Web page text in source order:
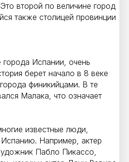
второй по величине город
также столицей провинции
города Испании, очень
берет начало в 8 веке
финикийцами. В те
Малака, что означает
известные люди,
Например, актер
Пабло Пикассо,